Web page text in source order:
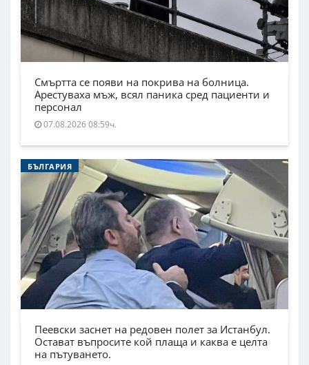
Смъртта се появи на покрива на болница.
Арестуваха мъж, всял паника сред пациенти и
персонал
07.08.2026 08:59ч.
БЪЛГАРИЯ
Пеевски заснет на редовен полет за Истанбул.
Остават въпросите кой плаща и каква е целта
на пътуването.